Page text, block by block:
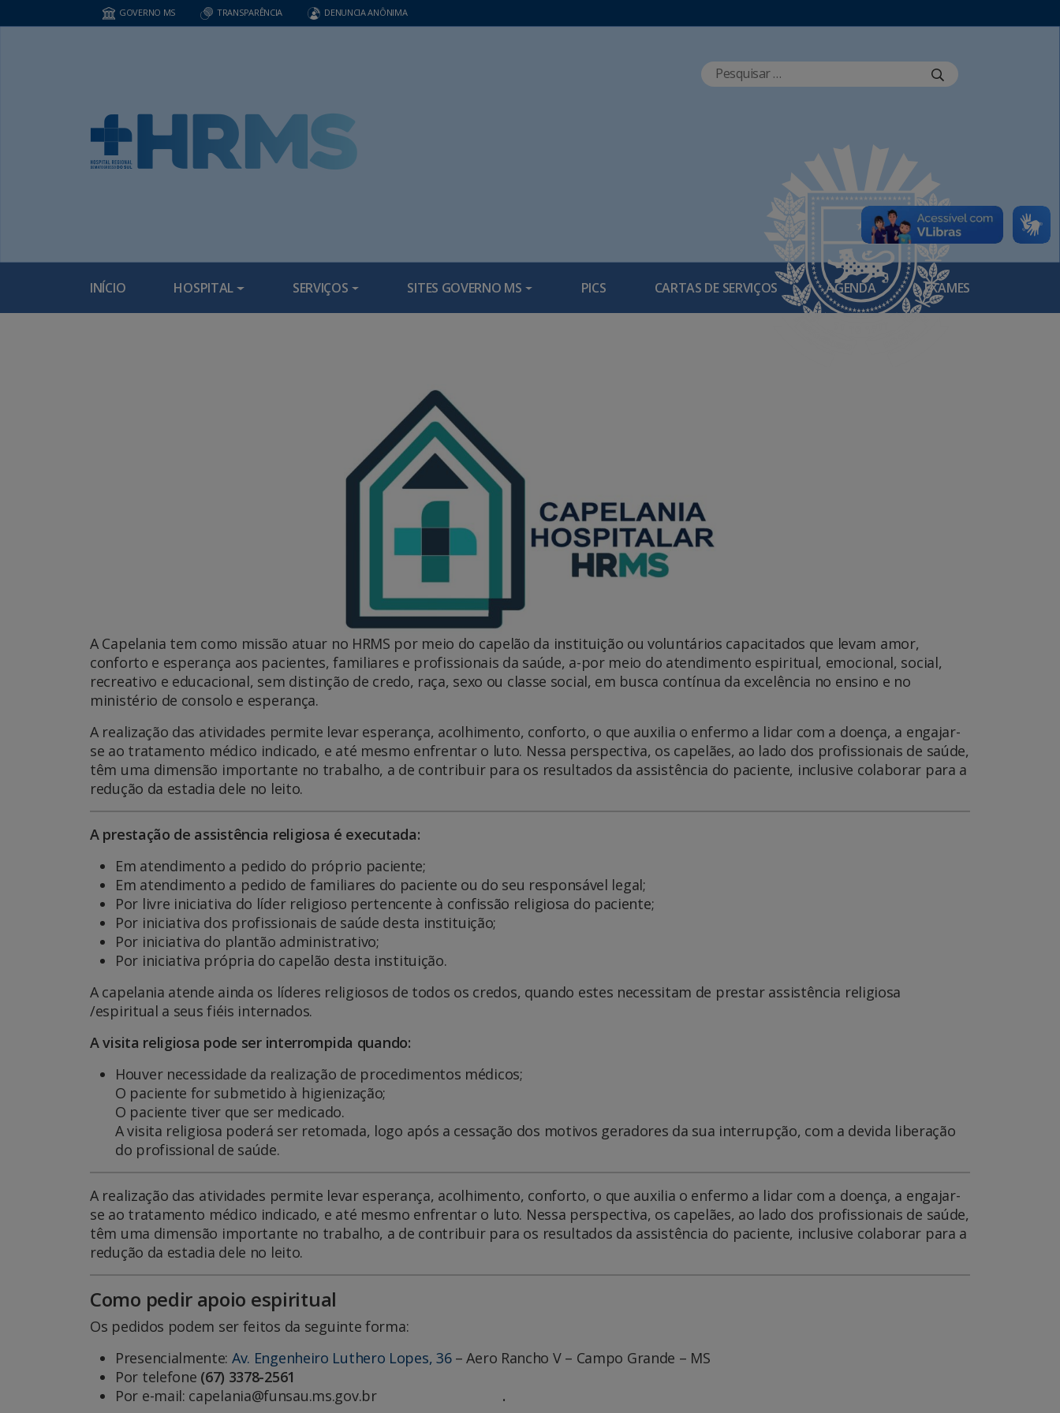
GOVERNO MS TRANSPARÊNCIA DENUNCIA ANÔNIMA
INÍCIO HOSPITAL SERVIÇOS SITES GOVERNO MS PICS CARTAS DE SERVIÇOS AGENDA EXAMES
A Capelania tem como missão atuar no HRMS por meio do capelão da instituição ou voluntários capacitados que levam amor,
conforto e esperança aos pacientes, familiares e profissionais da saúde, a-por meio do atendimento espiritual, emocional, social,
recreativo e educacional, sem distinção de credo, raça, sexo ou classe social, em busca contínua da excelência no ensino e no
ministério de consolo e esperança.
A realização das atividades permite levar esperança, acolhimento, conforto, o que auxilia o enfermo a lidar com a doença, a engajar-
se ao tratamento médico indicado, e até mesmo enfrentar o luto. Nessa perspectiva, os capelães, ao lado dos profissionais de saúde,
têm uma dimensão importante no trabalho, a de contribuir para os resultados da assistência do paciente, inclusive colaborar para a
redução da estadia dele no leito.
A prestação de assistência religiosa é executada:
Em atendimento a pedido do próprio paciente;
Em atendimento a pedido de familiares do paciente ou do seu responsável legal;
Por livre iniciativa do líder religioso pertencente à confissão religiosa do paciente;
Por iniciativa dos profissionais de saúde desta instituição;
Por iniciativa do plantão administrativo;
Por iniciativa própria do capelão desta instituição.
A capelania atende ainda os líderes religiosos de todos os credos, quando estes necessitam de prestar assistência religiosa
/espiritual a seus fiéis internados.
A visita religiosa pode ser interrompida quando:
Houver necessidade da realização de procedimentos médicos;
O paciente for submetido à higienização;
O paciente tiver que ser medicado.
A visita religiosa poderá ser retomada, logo após a cessação dos motivos geradores da sua interrupção, com a devida liberação
do profissional de saúde.
A realização das atividades permite levar esperança, acolhimento, conforto, o que auxilia o enfermo a lidar com a doença, a engajar-
se ao tratamento médico indicado, e até mesmo enfrentar o luto. Nessa perspectiva, os capelães, ao lado dos profissionais de saúde,
têm uma dimensão importante no trabalho, a de contribuir para os resultados da assistência do paciente, inclusive colaborar para a
redução da estadia dele no leito.
Como pedir apoio espiritual
Os pedidos podem ser feitos da seguinte forma:
Presencialmente: Av. Engenheiro Luthero Lopes, 36– Aero Rancho V – Campo Grande – MS
Por telefone (67) 3378-2561
Por e-mail: capelania@funsau.ms.gov.br
.